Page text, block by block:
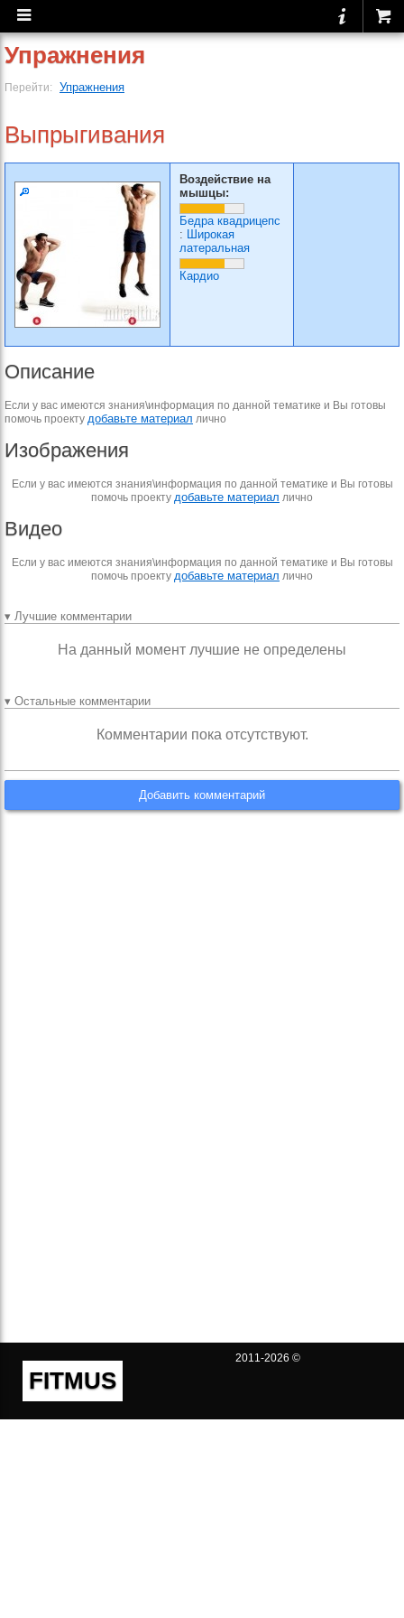
Упражнения
Перейти: Упражнения
Выпрыгивания
Воздействие на
мышцы:
Бедра квадрицепс
: Широкая
латеральная
Кардио
Описание
Если у вас имеются знания\информация по данной тематике и Вы готовы
помочь проекту добавьте материал лично
Изображения
Если у вас имеются знания\информация по данной тематике и Вы готовы
помочь проекту добавьте материал лично
Видео
Если у вас имеются знания\информация по данной тематике и Вы готовы
помочь проекту добавьте материал лично
▾ Лучшие комментарии
На данный момент лучшие не определены
▾ Остальные комментарии
Комментарии пока отсутствуют.
Добавить комментарий
FITMUS
2011-2026 ©